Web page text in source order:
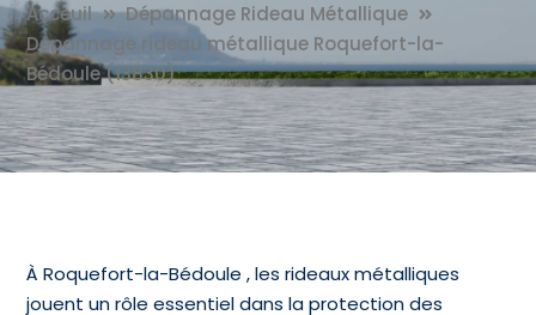
Acceuil
Dépannage Rideau Métallique
Dépannage rideau métallique Roquefort-la-
Bédoule (13830)
À Roquefort-la-Bédoule , les rideaux métalliques
jouent un rôle essentiel dans la protection des